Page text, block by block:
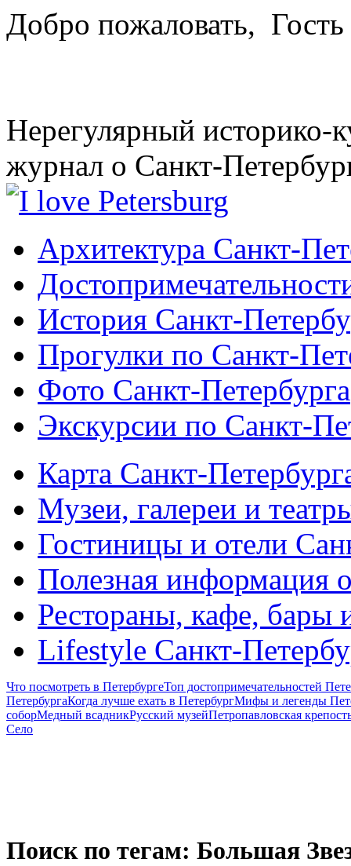
Добро пожаловать, Гость
Нерегулярный историко-
журнал о Санкт-
Архитектура Санкт-
История Санкт-
Прогулки по Санкт-
Фото Санкт-Петербурга
Экскурсии по Санкт-
Карта Санкт-
Музеи, галереи и
Гостиницы и отели
Полезная информация
Рестораны, кафе, бары
Lifestyle Санкт-
Что посмотреть в ПетербургеТоп достопримечательностей
ПетербургаКогда лучше ехать в ПетербургМифы и легенды
соборМедный всадникРусский музейПетропавловская
Село
Поиск по тегам: Большая